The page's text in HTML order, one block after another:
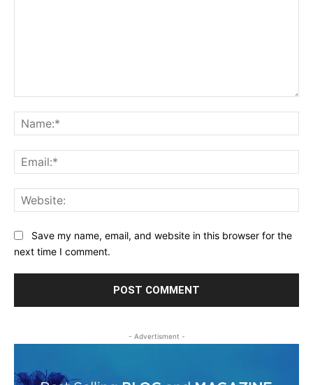
Save my name, email, and website in this browser for the
next time I comment.
- Advertisment -